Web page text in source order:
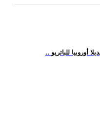
أوروبيا للباتريو